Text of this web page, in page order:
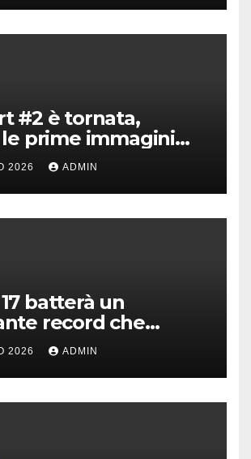
#2 è tornata,
prime immagini
della Fortwo
2026 ADMIN
batterà un
record che
tempi del buon
4
2026 ADMIN